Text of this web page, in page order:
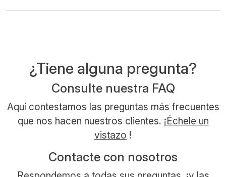
¿Tiene alguna pregunta?
Consulte nuestra FAQ
Aquí contestamos las preguntas más frecuentes
que nos hacen nuestros clientes. ¡Échele un
vistazo !
Contacte con nosotros